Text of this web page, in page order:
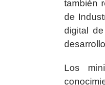
también
de
digital
Los